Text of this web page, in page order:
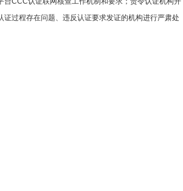
过程存在问题、违反认证要求发证的机构进行严肃处